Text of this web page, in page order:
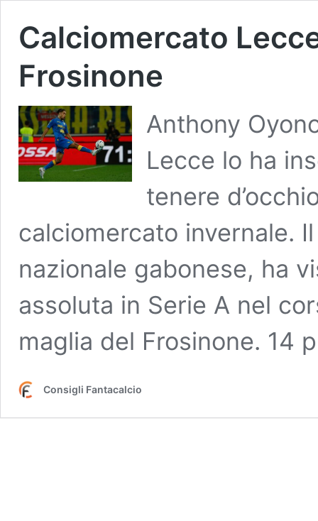
Calciomercato
Frosinone
Anthony
Lecce lo ha
tenere
calciomercato invernale.
nazionale gabonese, ha
assoluta in Serie A nel
maglia del Frosinone. 14
Consigli Fantacalcio